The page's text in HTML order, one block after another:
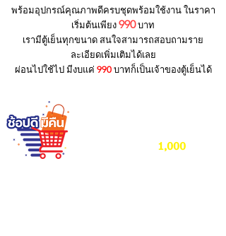
พร้อมอุปกรณ์คุณภาพดีครบชุดพร้อมใช้งาน ในราคา
เริ่มต้นเพียง 990บาท
เรามีตู้เย็นทุกขนาด สนใจสามารถสอบถามราย
ละเอียดเพิ่มเติมได้เลย
ผ่อนไปใช้ไป มีงบแค่ 990บาทก็เป็นเจ้าของตู้เย็นได้
1,000